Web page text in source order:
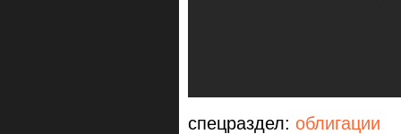
спецраздел: облигации